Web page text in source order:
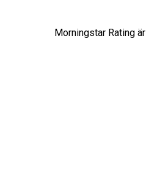
Morningstar Rating är